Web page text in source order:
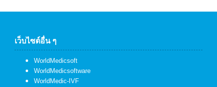
เว็บไซต์อื่น ๆ
WorldMedicsoft
WorldMedicsoftware
WorldMedic-IVF